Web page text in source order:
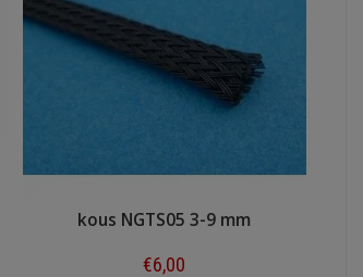
kous NGTS05 3-9 mm
€6,00